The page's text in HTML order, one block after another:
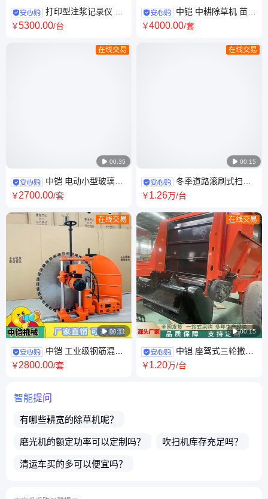
打印型注浆记录仪 便
捷式智能注浆测试仪 水泥砂浆
￥5300.00/台
 00:35
在线交易
中铠 电动小型玻璃吸
盘 可翻转90° 高空玻璃吊装神
￥2700.00/套
 00:11
在线交易
中铠 工业级钢筋混凝
土切墙机 水泥墙壁开洞机厂家
￥2800.00/套
中铠 中耕除草机 苗间
垄间清除杂草的机器 旋耕刀
￥4000.00/套
 00:15
在线交易
冬季道路滚刷式扫雪
机中铠尼龙钢丝滚刷积雪清扫
￥1.26万/台
 00:15
在线交易
中铠 座驾式三轮撒粪
车 干湿两用农田大棚抛肥撒肥
￥1.20万/台
智能提问
有哪些耕宽的除草机呢？
磨光机的额定功率可以定制吗？ 吹扫机库存充足吗？
清运车买的多可以便宜吗？